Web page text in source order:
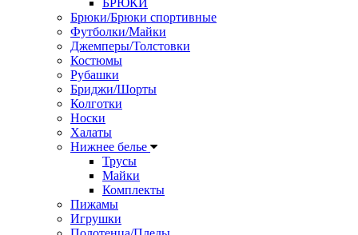
Брюки/Брюки спортивные
Футболки/Майки
Джемперы/Толстовки
Костюмы
Рубашки
Бриджи/Шорты
Колготки
Носки
Халаты
Нижнее белье
Трусы
Майки
Комплекты
Пижамы
Игрушки